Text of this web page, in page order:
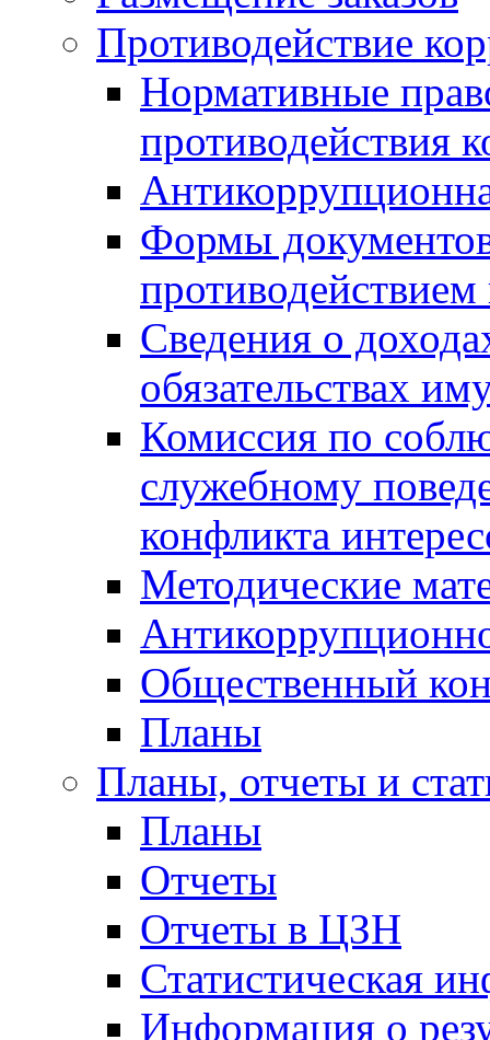
Противодействие
Нормативные
противодействия
Формы
Сведения о
обязательствах
Комиссия по
служебному
конфликта
Методические
Общественный
Планы
Планы, отчеты и
Планы
Отчеты
Отчеты в ЦЗН
Статистическая
Информация о